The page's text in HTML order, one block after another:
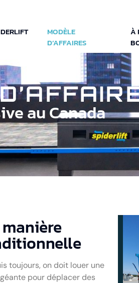
MODÈLE
D’AFFAIRES
À
au Canada
toujours, on doit louer une
pour déplacer des